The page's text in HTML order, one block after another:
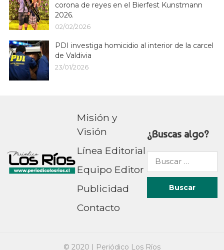
corona de reyes en el Bierfest Kunstmann
2026.
02/02/2026
PDI investiga homicidio al interior de la carcel
de Valdivia
23/01/2026
Misión y
Visión
Línea Editorial
Equipo Editor
Publicidad
Contacto
¿Buscas algo?
Buscar
por:
© 2020 | Periódico Los Ríos